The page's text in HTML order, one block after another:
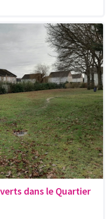
dans le Quartier